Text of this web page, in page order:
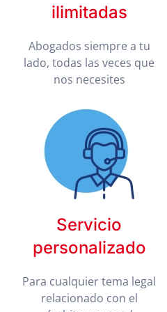
ilimitadas
Abogados siempre a tu
lado, todas las veces que
nos necesites
Servicio
personalizado
Para cualquier tema legal
relacionado con el